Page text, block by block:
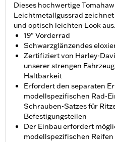
Dieses hochwertige
Leichtmetallgussrad
und optisch leichten Look aus.
19" Vorderrad
Schwarzglänzendes
Zertifiziert von Harley-
unserer strengen
Haltbarkeit
Erfordert den separaten
modellspezifischen Rad-
Schrauben-Satzes für
Befestigungsteilen
Der Einbau erfordert
modellspezifischen Reifen